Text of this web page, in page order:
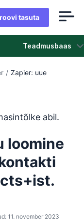
tasuta
Teadmusbaas
/ Zapier: uue
abil.
loomine
11. november 2023